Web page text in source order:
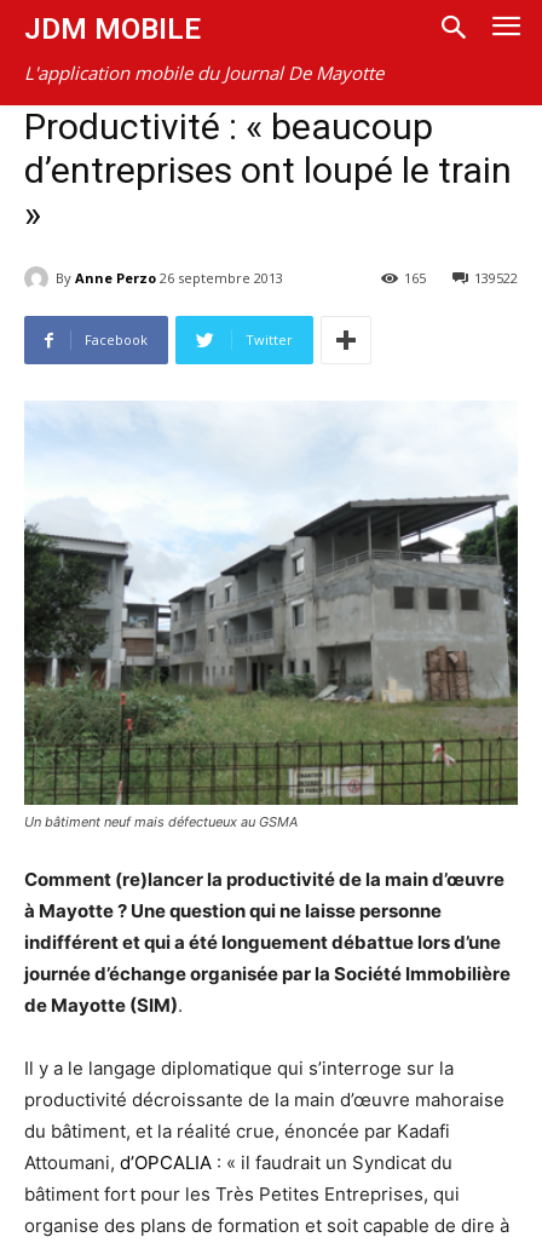
JDM MOBILE
L'application mobile du Journal De Mayotte
Productivité : « beaucoup
d’entreprises ont loupé le train
»
By Anne Perzo 26 septembre 2013 139522
165
Facebook Twitter
Un bâtiment neuf mais défectueux au GSMA
Comment (re)lancer la productivité de la main d’œuvre
à Mayotte ? Une question qui ne laisse personne
indifférent et qui a été longuement débattue lors d’une
journée d’échange organisée par la Société Immobilière
de Mayotte (SIM).
Il y a le langage diplomatique qui s’interroge sur la
productivité décroissante de la main d’œuvre mahoraise
du bâtiment, et la réalité crue, énoncée par Kadafi
Attoumani, d’OPCALIA : « il faudrait un Syndicat du
bâtiment fort pour les Très Petites Entreprises, qui
organise des plans de formation et soit capable de dire à